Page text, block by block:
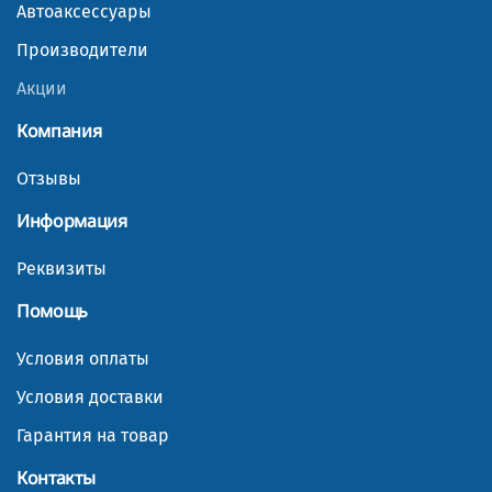
Автоаксессуары
Производители
Акции
Компания
Отзывы
Информация
Реквизиты
Помощь
Условия оплаты
Условия доставки
Гарантия на товар
Контакты